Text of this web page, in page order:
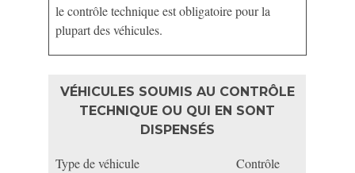
le contrôle technique est obligatoire pour la
plupart des véhicules.
VÉHICULES SOUMIS AU CONTRÔLE
TECHNIQUE OU QUI EN SONT
DISPENSÉS
Type de véhicule
Contrôle